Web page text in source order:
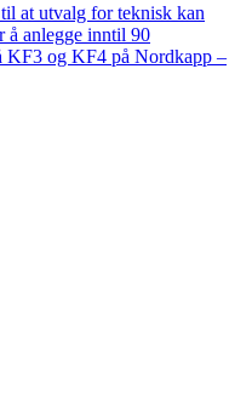
at utvalg for teknisk kan
å anlegge inntil 90
KF3 og KF4 på Nordkapp –